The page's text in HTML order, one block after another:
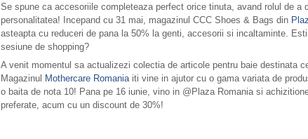
Se spune ca accesoriile completeaza perfect orice tinuta, avand rolul de a
personalitatea! Incepand cu 31 mai, magazinul CCC Shoes & Bags din
asteapta cu reduceri de pana la 50% la genti, accesorii si incaltaminte.
sesiune de shopping?
A venit momentul sa actualizezi colectia de articole pentru baie destinata
Magazinul Mothercare Romaniaiti vine in ajutor cu o gama variata de
o baita de nota 10! Pana pe 16 iunie, vino in @Plaza Romania si
preferate, acum cu un discount de 30%!